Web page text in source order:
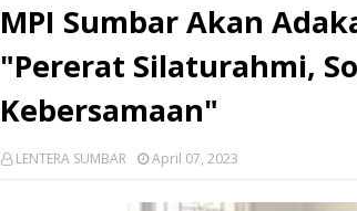
MPI Sumbar Akan
"Pererat Silaturahmi,
Kebersamaan"
LENTERA SUMBAR April 07, 2023